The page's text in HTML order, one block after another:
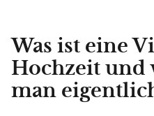
Was ist eine
Hochzeit und
man